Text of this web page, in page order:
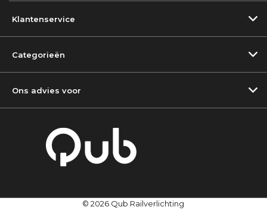
Klantenservice
Categorieën
Ons advies voor
© 2026 Qub Railverlichting